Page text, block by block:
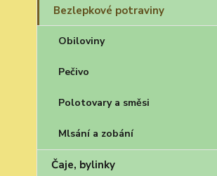
Bezlepkové potraviny
Obiloviny
Pečivo
Polotovary a směsi
Mlsání a zobání
Čaje, bylinky